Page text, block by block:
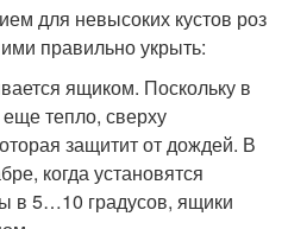
для невысоких кустов роз
правильно укрыть:
ящиком. Поскольку в
тепло, сверху
защитит от дождей. В
когда установятся
в 5…10 градусов, ящики